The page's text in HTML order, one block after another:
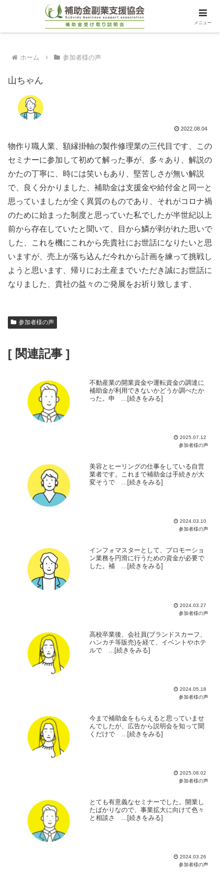
ホーム 参加者様の声
山ちゃん
2022.08.04
物作り職人業、額縁掛軸の製作修理業の三代目です、この
セミナーに参加して初めて解った事が、多々あり、解説の
かたの丁寧に、時には笑いもあり、堅苦しさが無い解説
で、良く分かりました、補助金は支援金や給付金と同一と
思っていましたが全く異質のものであり、それがコロナ禍
のために始まった制度と思っていた私でしたが半世紀以上
前から存在していたと聞いて、目から鱗が剥がれた思いで
した、これを機にこれから先貴社にお世話になりたいと思
いますが、売上が落ち込んだ今れから計画を練って挑戦し
ようと思います、帰りにお土産までいただき誠にお世話に
なりました、貴社の益々のご発展をお祈り致します、
参加者様の声
[ 関連記事 ]
不動産業の開業資金や運転資金の調達に
補助金が利用できないかどうか調べたか
った。申 ...[続きをみる]
2025.07.12
参加者様の声
美容とヒーリングの仕事をしている自営
業者です。これまで補助金は手続きが大
変そうで ...[続きをみる]
2024.03.10
参加者様の声
インフォマスターとして、プロモーショ
ン業務を円滑に行うための資金が必要で
した。補 ...[続きをみる]
2024.03.27
参加者様の声
高校卒業後、会社員(ブランドスカーフ、
ハンカチ等販売)を経て、イベントやホテ
ルで ...[続きをみる]
2024.05.18
参加者様の声
今まで補助金をもらえると思っていませ
んでしたが、広告から説明会を知って聞
くだけで ...[続きをみる]
2025.08.02
参加者様の声
とても有意義なセミナーでした。開業し
たばかりなので、事業拡大に向けて色々
と相談さ ...[続きをみる]
2024.03.26
参加者様の声
メニュー